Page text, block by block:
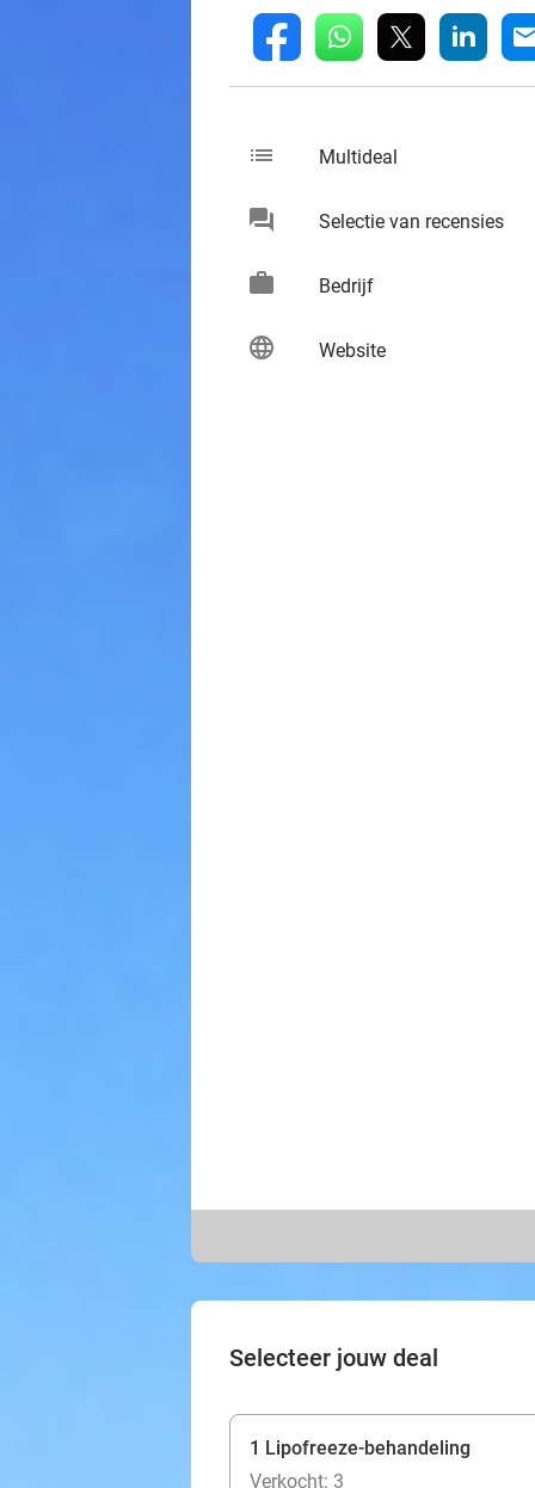
fb whatsapp linkedin
list Multideal
chat Selectie van recensies
work Bedrijf
language Website
Selecteer jouw deal
1 Lipofreeze-behandeling
Verkocht: 3